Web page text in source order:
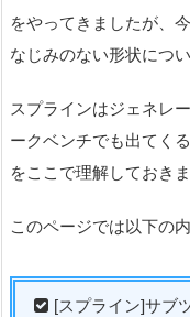
をやってきましたが、
なじみのない形状につ
スプラインはジェネレ
ークベンチでも出てく
をここで理解しておきま
このページでは以下の
[スプライン]サブ